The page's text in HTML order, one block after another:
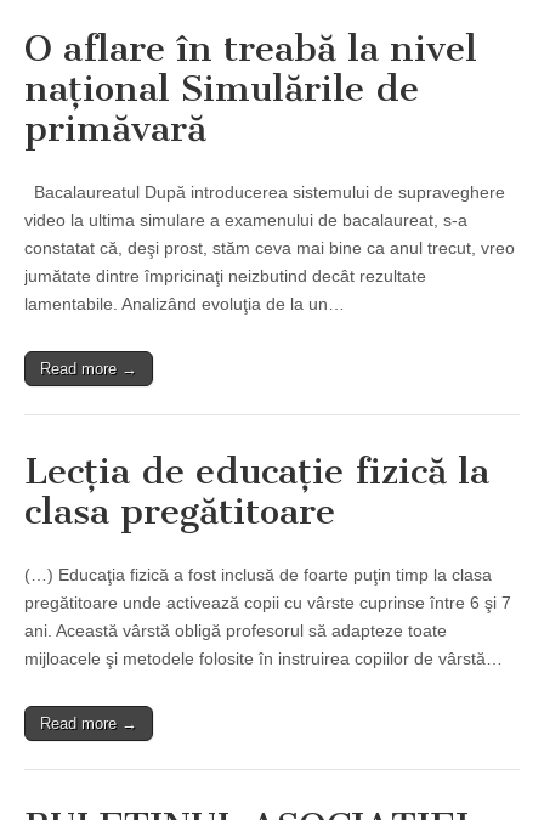
O aflare în treabă la nivel
naţional Simulările de
primăvară
Bacalaureatul După introducerea sistemului de supraveghere
video la ultima simulare a examenului de bacalaureat, s-a
constatat că, deşi prost, stăm ceva mai bine ca anul trecut, vreo
jumătate dintre împricinaţi neizbutind decât rezultate
lamentabile. Analizând evoluţia de la un…
Read more →
Lecţia de educaţie fizică la
clasa pregătitoare
(…) Educaţia fizică a fost inclusă de foarte puţin timp la clasa
pregătitoare unde activează copii cu vârste cuprinse între 6 şi 7
ani. Această vârstă obligă profesorul să adapteze toate
mijloacele şi metodele folosite în instruirea copiilor de vârstă…
Read more →